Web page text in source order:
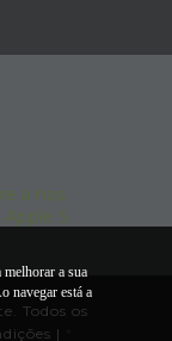
Todos os
|
a sua
navegar está a